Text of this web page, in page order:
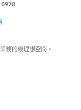
0978
務的最理想空間。